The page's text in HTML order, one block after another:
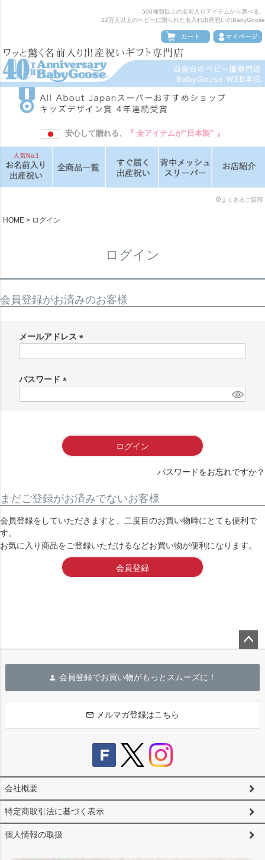
500種類以上の名前入りアイテムから選べる、
22万人以上のベビーに贈られた名入れ出産祝いのBabyGoose
安心して贈れる、 『 全アイテムが“日本製” 』
よくあるご質問
HOME ログイン
ログイン
会員登録がお済みのお客様
メールアドレス
)
パスワード
ログイン
パスワードをお忘れですか？
まだご登録がお済みでないお客様
会員登録をしていただきますと、二度目のお買い物時にとても便利で
す。
お気に入り商品をご登録いただけるなどお買い物が便利になります。
会員登録
へ
会員登録でお買い物がもっとスムーズに！
メルマガ登録はこちら
会社概要
特定商取引法に基づく表示
個人情報の取扱